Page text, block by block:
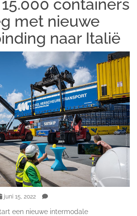
containers
met nieuwe
naar Italië
juni 15, 2022
een nieuwe intermodale